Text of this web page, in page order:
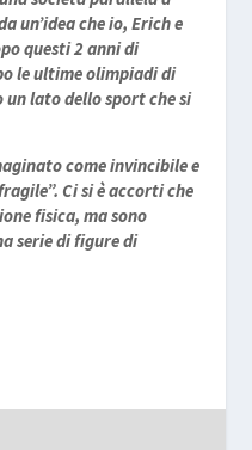
un’idea che io, Erich e
questi 2 anni di
le ultime olimpiadi di
un lato dello sport che si
come invincibile e
Ci si è accorti che
fisica, ma sono
serie di figure di